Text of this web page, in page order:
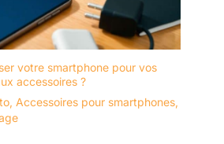
votre smartphone pour vos
accessoires ?
, Accessoires pour smartphones,